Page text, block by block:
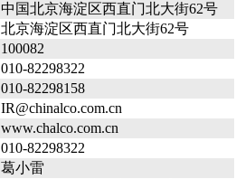
中国北京海淀区西直门北大街62号
北京海淀区西直门北大街62号
100082
010-82298322
010-82298158
IR@chinalco.com.cn
www.chalco.com.cn
010-82298322
葛小雷